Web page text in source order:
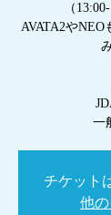
（
AVATA2や
チケット
他